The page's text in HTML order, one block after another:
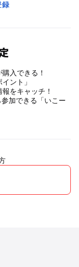
録
加できる「いこー